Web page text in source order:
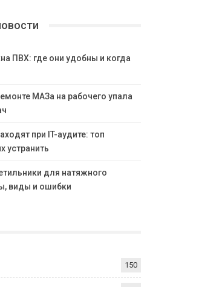
ПВХ: где они удобны и когда
МАЗа на рабочего упала
при IT-аудите: топ
устранить
для натяжного
виды и ошибки
150